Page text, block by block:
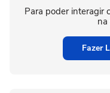
Para poder interagir
na
Fazer